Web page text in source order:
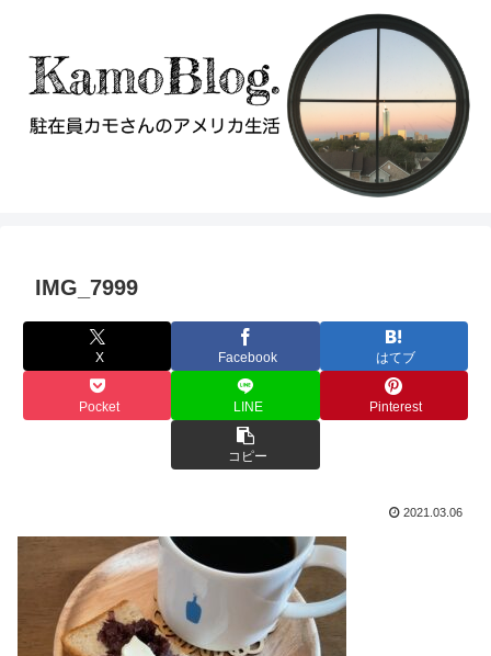
IMG_7999
X Facebook はてブ
Pocket LINE Pinterest
コピー
2021.03.06